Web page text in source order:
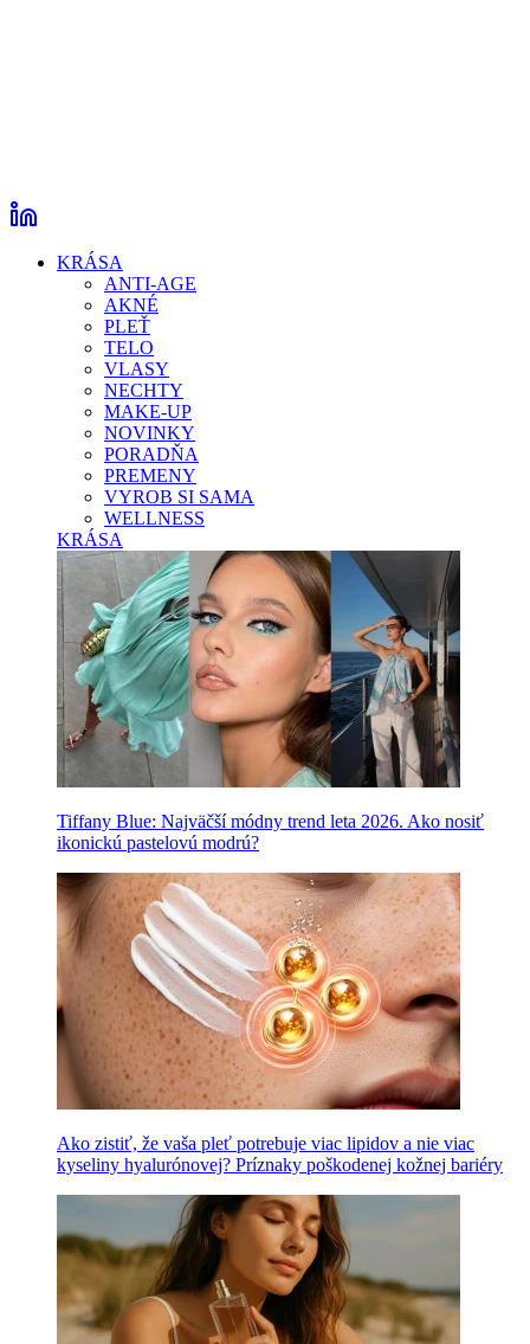
KRÁSA
ANTI-AGE
AKNÉ
PLEŤ
TELO
VLASY
NECHTY
MAKE-UP
NOVINKY
PORADŇA
PREMENY
VYROB SI SAMA
WELLNESS
KRÁSA
Tiffany Blue: Najväčší módny trend leta 2026. Ako nosiť
ikonickú pastelovú modrú?
Ako zistiť, že vaša pleť potrebuje viac lipidov a nie viac
kyseliny hyalurónovej? Príznaky poškodenej kožnej bariéry